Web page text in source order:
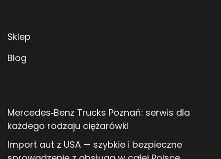
Sklep
Blog
Mercedes‑Benz Trucks Poznań: serwis dla
każdego rodzaju ciężarówki
Import aut z USA — szybkie i bezpieczne